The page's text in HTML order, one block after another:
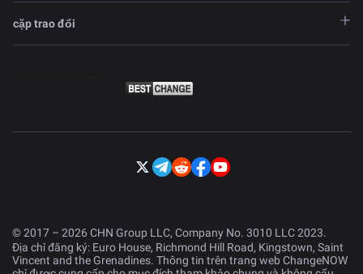
cặp trao đổi
© 2017 – 2026 CHN Group LLC, Company No. 3010 LLC 2023.
Địa chỉ đăng ký: Euro House, Richmond Hill Road, Kingstown, Saint
Vincent and the Grenadines. Thông tin trên trang web ChangeNOW